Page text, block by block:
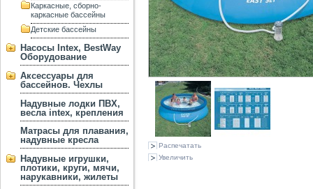
Каркасные, сборно-
каркасные бассейны
Детские бассейны
Насосы Intex, BestWay
Оборудование
Аксессуары для
бассейнов. Чехлы
Надувные лодки ПВХ,
весла intex, крепления
Матрасы для плавания,
надувные кресла
Надувные игрушки,
плотики, круги, мячи,
нарукавники, жилеты
Распечатать
Увеличить